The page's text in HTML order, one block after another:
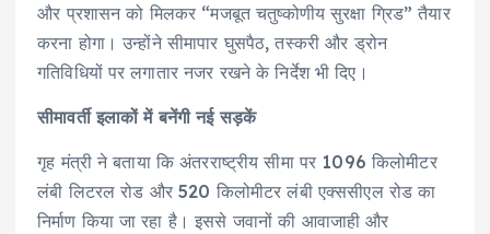
और प्रशासन को मिलकर “मजबूत चतुष्कोणीय सुरक्षा ग्रिड” तैयार
करना होगा। उन्होंने सीमापार घुसपैठ, तस्करी और ड्रोन
गतिविधियों पर लगातार नजर रखने के निर्देश भी दिए।
सीमावर्ती इलाकों में बनेंगी नई सड़कें
गृह मंत्री ने बताया कि अंतरराष्ट्रीय सीमा पर 1096 किलोमीटर
लंबी लिटरल रोड और 520 किलोमीटर लंबी एक्ससीएल रोड का
निर्माण किया जा रहा है। इससे जवानों की आवाजाही और